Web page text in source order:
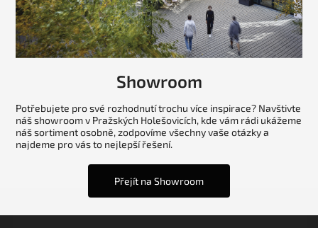
Showroom
Potřebujete pro své rozhodnutí trochu více inspirace? Navštivte
náš showroom v Pražských Holešovicích, kde vám rádi ukážeme
náš sortiment osobně, zodpovíme všechny vaše otázky a
najdeme pro vás to nejlepší řešení.
Přejít na Showroom